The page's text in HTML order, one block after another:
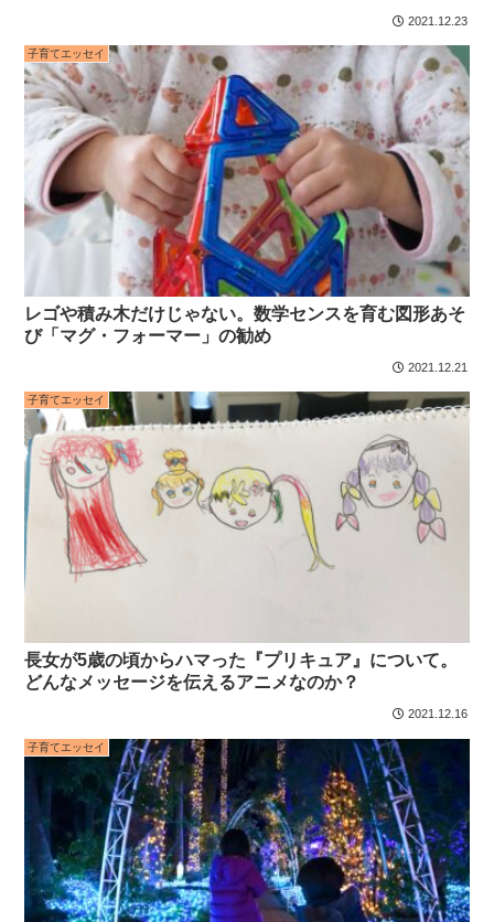
2021.12.23
子育てエッセイ
レゴや積み木だけじゃない。数学センスを育む図形あそ
び「マグ・フォーマー」の勧め
2021.12.21
子育てエッセイ
長女が5歳の頃からハマった『プリキュア』について。
どんなメッセージを伝えるアニメなのか？
2021.12.16
子育てエッセイ